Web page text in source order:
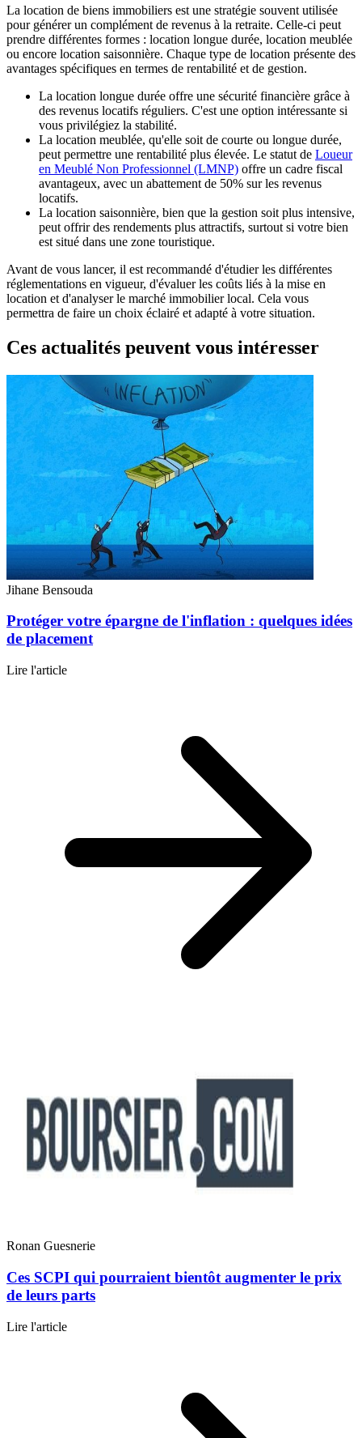
La location de biens immobiliers est une stratégie souvent utilisée
pour générer un complément de revenus à la retraite. Celle-ci peut
prendre différentes formes : location longue durée, location meublée
ou encore location saisonnière. Chaque type de location présente des
avantages spécifiques en termes de rentabilité et de gestion.
La location longue durée offre une sécurité financière grâce à
des revenus locatifs réguliers. C'est une option intéressante si
vous privilégiez la stabilité.
La location meublée, qu'elle soit de courte ou longue durée,
peut permettre une rentabilité plus élevée. Le statut de Loueur
en Meublé Non Professionnel (LMNP) offre un cadre fiscal
avantageux, avec un abattement de 50% sur les revenus
locatifs.
La location saisonnière, bien que la gestion soit plus intensive,
peut offrir des rendements plus attractifs, surtout si votre bien
est situé dans une zone touristique.
Avant de vous lancer, il est recommandé d'étudier les différentes
réglementations en vigueur, d'évaluer les coûts liés à la mise en
location et d'analyser le marché immobilier local. Cela vous
permettra de faire un choix éclairé et adapté à votre situation.
Ces actualités peuvent vous intéresser
Jihane Bensouda
Protéger votre épargne de l'inflation : quelques idées
de placement
Lire l'article
Ronan Guesnerie
Ces SCPI qui pourraient bientôt augmenter le prix
de leurs parts
Lire l'article